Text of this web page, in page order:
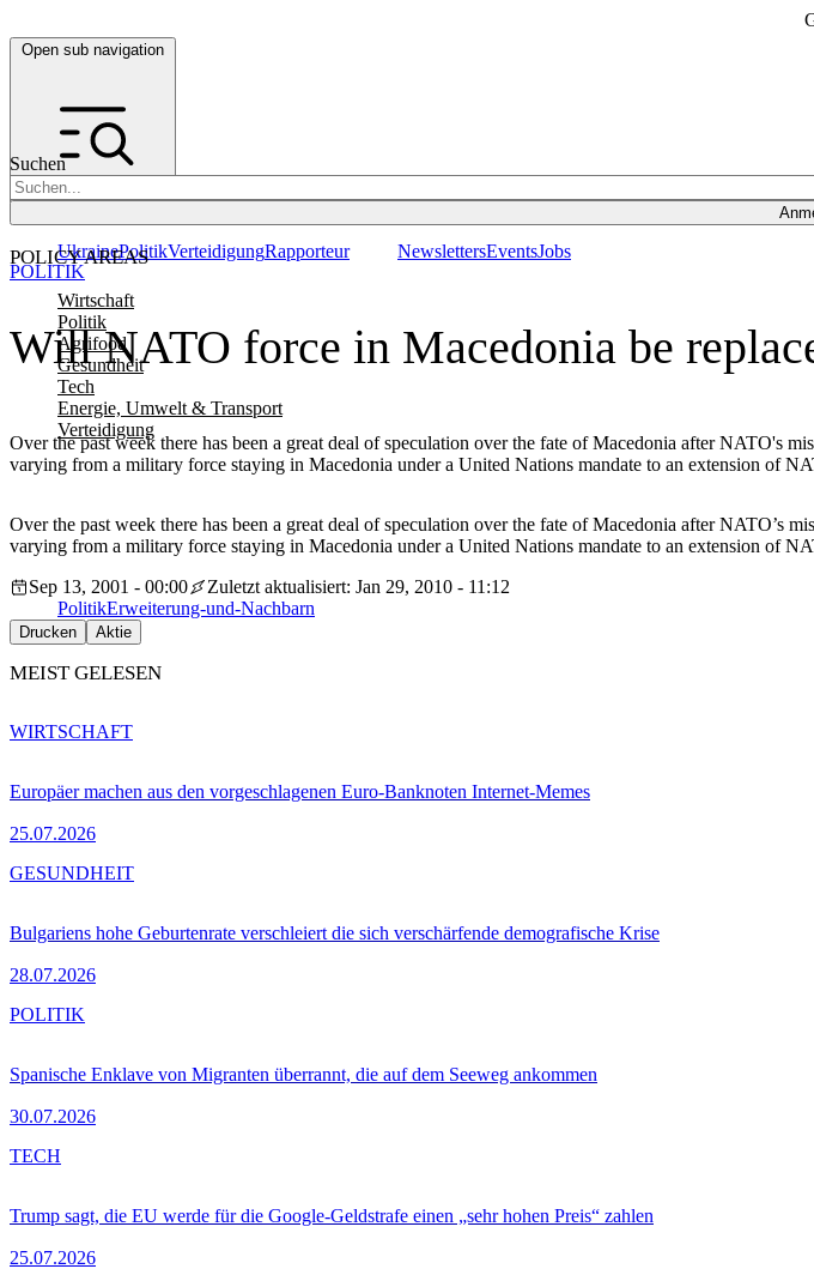
Open sub navigation
Suchen
POLICY AREAS
Wirtschaft
Politik
Agrifood
Gesundheit
Tech
Energie, Umwelt & Transport
Verteidigung
UkrainePolitikVerteidigungRapporteur NewslettersEventsJobs
Will NATO force in Macedonia be
Over the past week there has been a great deal of speculation over the fate of Macedonia after NATO's
varying from a military force staying in Macedonia under a United Nations mandate to an extension of
POLITIK
Over the past week there has been a great deal of speculation over the fate of Macedonia after NATO’s
varying from a military force staying in Macedonia under a United Nations mandate to an extension of
Sep 13, 2001 - 00:00
Zuletzt aktualisiert: Jan 29, 2010 - 11:12
PolitikErweiterung-und-Nachbarn
Drucken Aktie
MEIST GELESEN
Europäer machen aus den vorgeschlagenen Euro-Banknoten Internet-Memes
25.07.2026
WIRTSCHAFT
Bulgariens hohe Geburtenrate verschleiert die sich verschärfende demografische Krise
28.07.2026
GESUNDHEIT
Spanische Enklave von Migranten überrannt, die auf dem Seeweg ankommen
30.07.2026
POLITIK
Trump sagt, die EU werde für die Google-Geldstrafe einen „sehr hohen Preis“ zahlen
25.07.2026
TECH